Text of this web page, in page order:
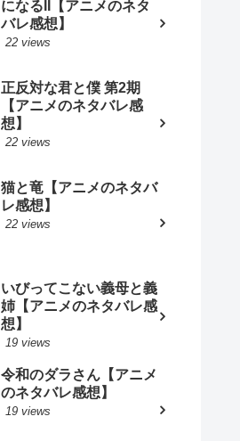
になるII【アニメのネタ
バレ感想】
22 views
正反対な君と僕 第2期
【アニメのネタバレ感
想】
22 views
猫と竜【アニメのネタバ
レ感想】
22 views
いびってこない義母と義
姉【アニメのネタバレ感
想】
19 views
令和のダラさん【アニメ
のネタバレ感想】
19 views